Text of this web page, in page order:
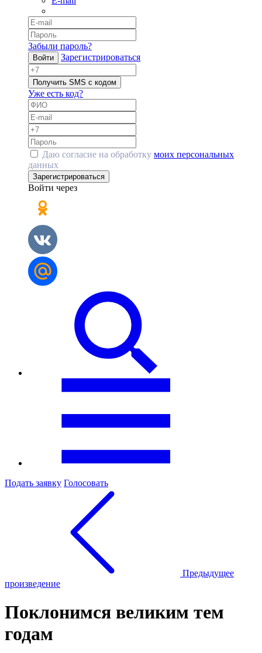
Забыли пароль?
Войти Зарегистрироваться
Получить SMS с кодом
Уже есть код?
Даю согласие на обработку моих персональных
данных
Зарегистрироваться
Войти через
Подать заявку Голосовать
Предыдущее
произведение
Поклонимся великим тем
годам